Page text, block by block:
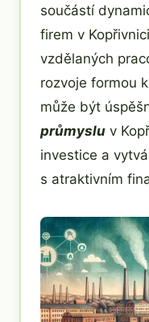
součástí
firem v
vzdělaných
rozvoje formou
může být
průmyslu v
investice a
s atraktivním